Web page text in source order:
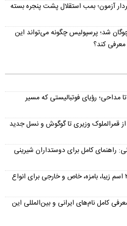
آزمون؛ بمب استقلال پشت پنجره بسته
شد؛ پرسپولیس چگونه می‌تواند این
کند؟
مداحی؛ رؤیای فوتبالیستی که مسیر
قمرالملوک وزیری تا گوگوش و نسل جدید
راهنمای کامل برای دوستداران شیرینی
اسم برای طوطی | بیش از ۳۰۰ اسم زیبا، بامزه، خاص و خارجی برای انواع
کامل نام‌های ایرانی و بین‌المللی این